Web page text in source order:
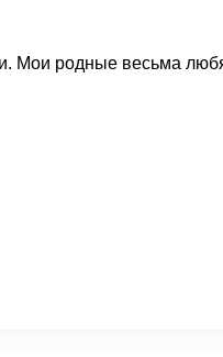
Мои родные весьма